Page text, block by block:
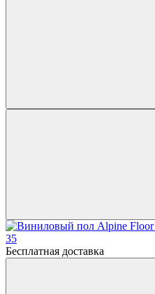
Бесплатная доставка